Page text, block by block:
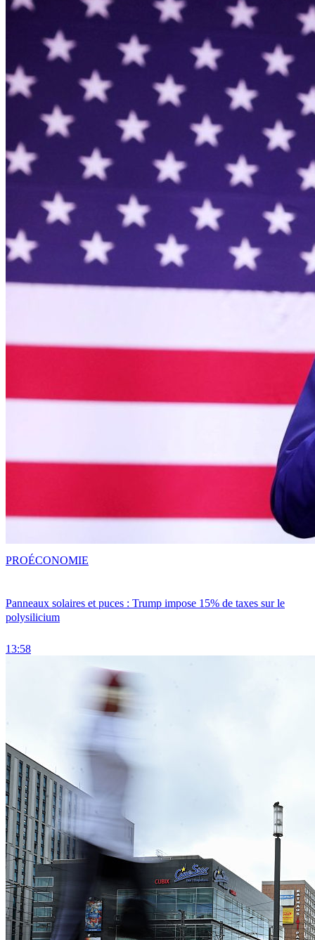
Panneaux solaires et puces : Trump impose 15% de taxes sur le
polysilicium
13:58
PROÉCONOMIE